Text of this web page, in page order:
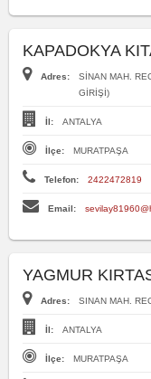
KAPADOKYA
Adres:
SİNAN MAH.
GİRİŞİ)
İl: ANTALYA
İlçe: MURATPAŞA
Telefon: 2422472819
Email:
YAGMUR
Adres: SINAN MAH.
İl: ANTALYA
İlçe: MURATPAŞA